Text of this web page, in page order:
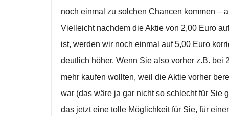
noch einmal zu solchen Chancen kommen –
Vielleicht nachdem die Aktie von 2,00 Euro
ist, werden wir noch einmal auf 5,00 Euro
deutlich höher. Wenn Sie also vorher z.B. bei
mehr kaufen wollten, weil die Aktie vorher
war (das wäre ja gar nicht so schlecht für Sie
das jetzt eine tolle Möglichkeit für Sie, für